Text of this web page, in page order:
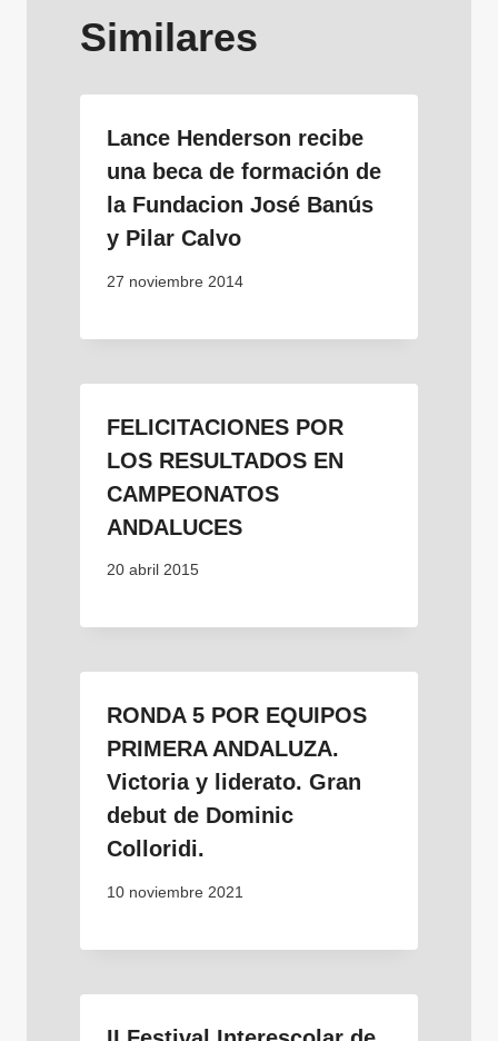
Similares
Lance Henderson recibe
una beca de formación de
la Fundacion José Banús
y Pilar Calvo
27 noviembre 2014
FELICITACIONES POR
LOS RESULTADOS EN
CAMPEONATOS
ANDALUCES
20 abril 2015
RONDA 5 POR EQUIPOS
PRIMERA ANDALUZA.
Victoria y liderato. Gran
debut de Dominic
Colloridi.
10 noviembre 2021